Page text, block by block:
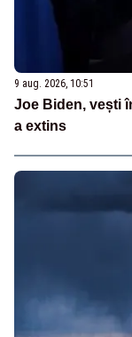
9 aug. 2026, 10:51
Joe Biden, vești
a extins